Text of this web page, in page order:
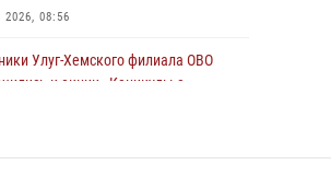
08:56
Улуг-Хемского филиала ОВО
к акции «Каникулы с